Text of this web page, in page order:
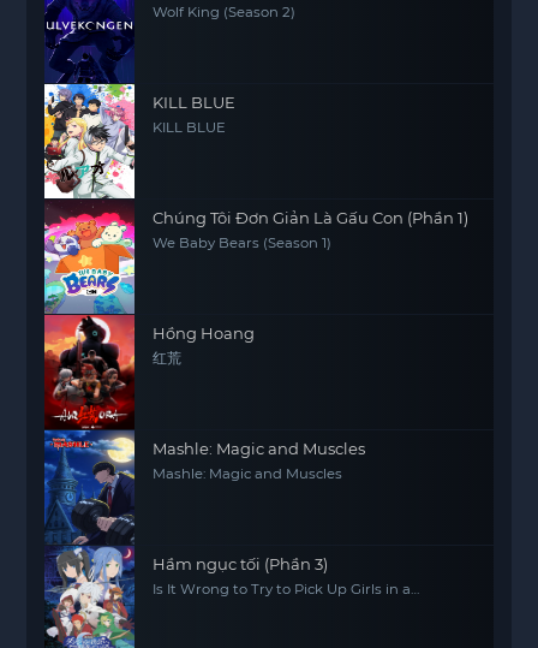
Wolf King (Season 2)
KILL BLUE
KILL BLUE
Chúng Tôi Đơn Giản Là Gấu Con (Phần 1)
We Baby Bears (Season 1)
Hồng Hoang
红荒
Mashle: Magic and Muscles
Mashle: Magic and Muscles
Hầm ngục tối (Phần 3)
Is It Wrong to Try to Pick Up Girls in a